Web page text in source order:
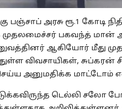
அரசு ரூ.1 கோடி
பகவந்த் மான்
ஆகியோர் மீது
விவசாயிகள், சுப்கரன்
அனுமதிக்க மாட்டோம்
டெல்லி சலோ